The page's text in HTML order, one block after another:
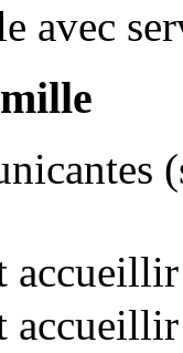
avec